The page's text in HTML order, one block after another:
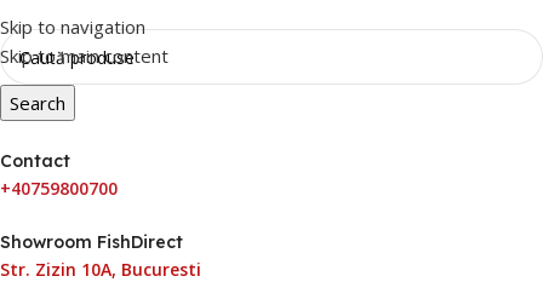
Skip to navigation
Skip to main content
Search
Contact
+40759800700
Showroom FishDirect
Str. Zizin 10A, Bucuresti